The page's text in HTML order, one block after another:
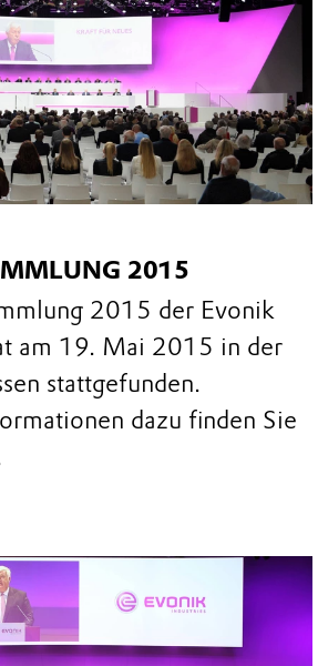
2015
2015 der Evonik
am 19. Mai 2015 in der
stattgefunden.
dazu finden Sie